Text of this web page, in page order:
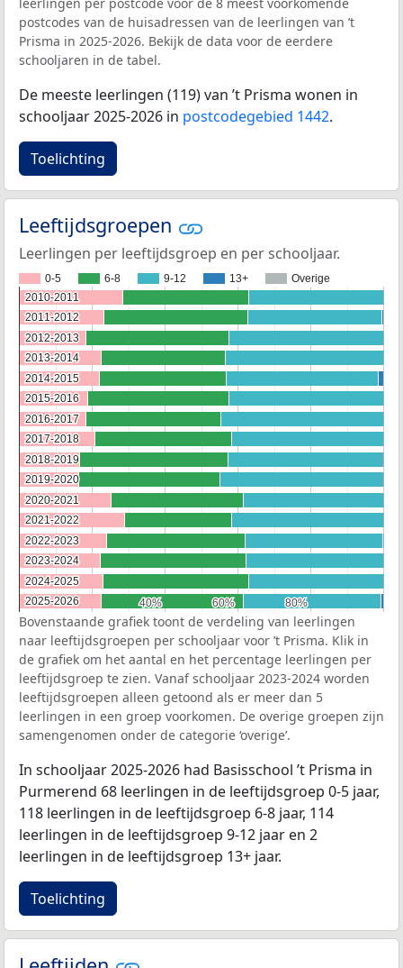
leerlingen per postcode voor de 8 meest voorkomende
postcodes van de huisadressen van de leerlingen van ’t
Prisma in 2025-2026. Bekijk de data voor de eerdere
schooljaren in de tabel.
De meeste leerlingen (119) van ’t Prisma wonen in
schooljaar 2025-2026 in postcodegebied 1442.
Toelichting
Leeftijdsgroepen
Leerlingen per leeftijdsgroep en per schooljaar.
0-5 6-8 9-12 13+ Overige
40%
40% 60%
60% 80%
80%
2010-2011
2010-2011
2011-2012
2011-2012
2012-2013
2012-2013
2013-2014
2013-2014
2014-2015
2014-2015
2015-2016
2015-2016
2016-2017
2016-2017
2017-2018
2017-2018
2018-2019
2018-2019
2019-2020
2019-2020
2020-2021
2020-2021
2021-2022
2021-2022
2022-2023
2022-2023
2023-2024
2023-2024
2024-2025
2024-2025
2025-2026
2025-2026
Bovenstaande grafiek toont de verdeling van leerlingen
naar leeftijdsgroepen per schooljaar voor ’t Prisma. Klik in
de grafiek om het aantal en het percentage leerlingen per
leeftijdsgroep te zien. Vanaf schooljaar 2023-2024 worden
leeftijdsgroepen alleen getoond als er meer dan 5
leerlingen in een groep voorkomen. De overige groepen zijn
samengenomen onder de categorie ‘overige’.
In schooljaar 2025-2026 had Basisschool ’t Prisma in
Purmerend 68 leerlingen in de leeftijdsgroep 0-5 jaar,
118 leerlingen in de leeftijdsgroep 6-8 jaar, 114
leerlingen in de leeftijdsgroep 9-12 jaar en 2
leerlingen in de leeftijdsgroep 13+ jaar.
Toelichting